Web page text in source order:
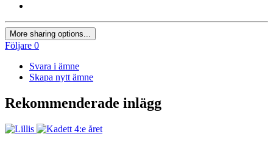
More sharing options...
Följare 0
Svara i ämne
Skapa nytt ämne
Rekommenderade inlägg